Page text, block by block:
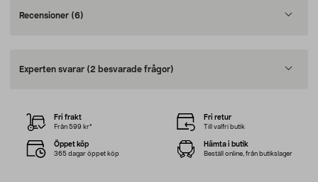
Recensioner (6)
Experten svarar (2 besvarade frågor)
Fri frakt
Från 599 kr*
Fri retur
Till valfri butik
Öppet köp
365 dagar öppet köp
Hämta i butik
Beställ online, från butikslager